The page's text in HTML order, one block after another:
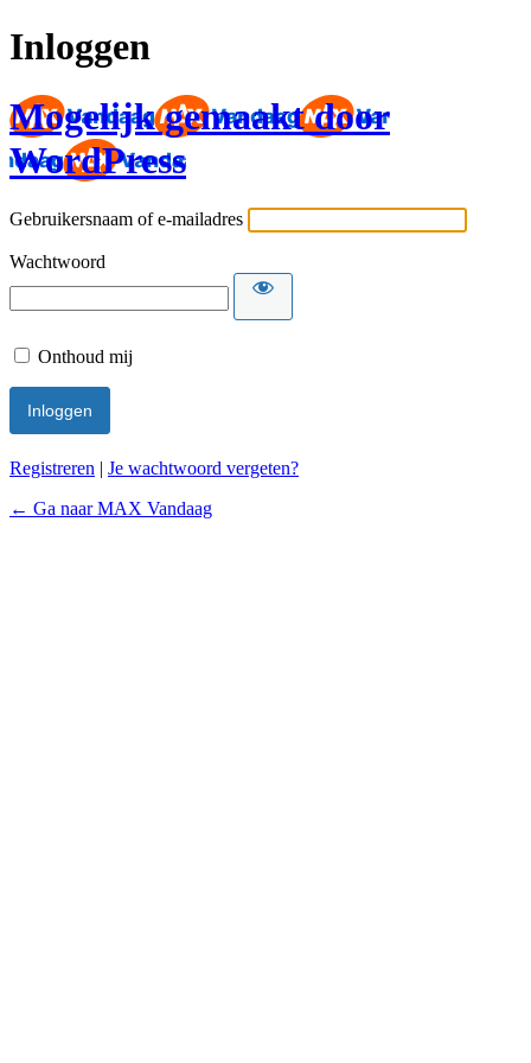
Inloggen
Mogelijk gemaakt door
WordPress
Gebruikersnaam of e-mailadres
Wachtwoord
Onthoud mij
Registreren | Je wachtwoord vergeten?
← Ga naar MAX Vandaag